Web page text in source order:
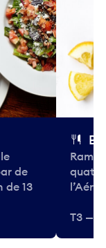
de
de 13
T3 —